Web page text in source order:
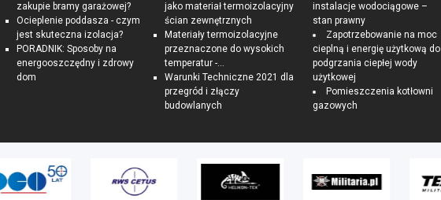
zakupie bramy garażowej?
Ocieplenie poddasza - czym
jest skuteczna izolacja?
PORADNIK: Sposoby na
energooszczędny i zdrowy
dom
jako materiał termoizolacyjny
ścian zewnętrznych
Materiały termoizolacyjne
przeznaczone do wysokich
temperatur -...
Warunki Techniczne 2021 dla
przegród i złączy
budowlanych
instalacje wodociągowe –
stan prawny
Zapotrzebowanie na moc
cieplną i energię użytkową do
podgrzania ciepłej wody
użytkowej
Pomieszczenia kotłowni
gazowych